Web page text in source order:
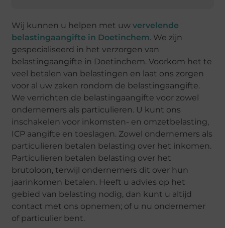
Wij kunnen u helpen met uwvervelende
belastingaangifte in Doetinchem. We zijn
gespecialiseerd in het verzorgen van
belastingaangifte in Doetinchem. Voorkom het te
veel betalen van belastingen en laat ons zorgen
voor al uw zaken rondom de belastingaangifte.
We verrichten de belastingaangifte voor zowel
ondernemers als particulieren. U kunt ons
inschakelen voor inkomsten- en omzetbelasting,
ICP aangifte en toeslagen. Zowel ondernemers als
particulieren betalen belasting over het inkomen.
Particulieren betalen belasting over het
brutoloon, terwijl ondernemers dit over hun
jaarinkomen betalen. Heeft u advies op het
gebied van belasting nodig, dan kunt u altijd
contact met ons opnemen; of u nu ondernemer
of particulier bent.